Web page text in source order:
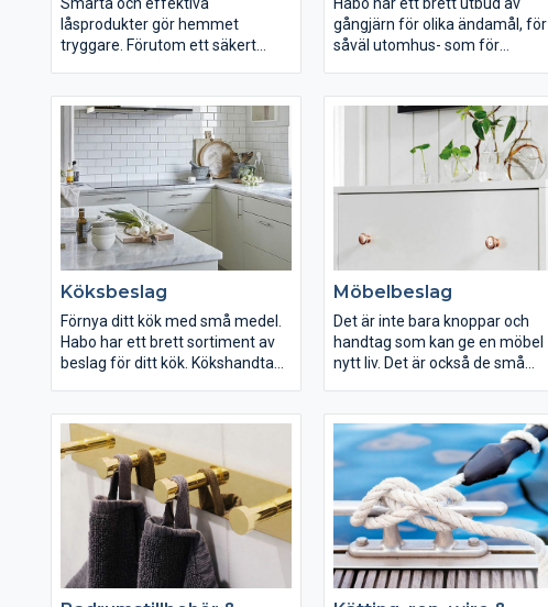
låsprodukter gör hemmet
tryggare. Förutom ett säkert
tryggt komplement. Ett
hänglåset är ett bra alternativ
när det inte går att montera
infällda lås.
gångjärn för olika ändamål, för
såväl utomhus- som för
och fönstergångjärn och
hakgångjärn som smyckar din
Köksbeslag
Förnya ditt kök med små medel.
Habo har ett brett sortiment av
beslag för ditt kök. Kökshandtag,
Möbelbeslag
Det är inte bara knoppar och
handtag som kan ge en möbel
nytt liv. Det är också de små
som håller dina hyllor på plats
eller ett nytt magnetlås som
exempel.